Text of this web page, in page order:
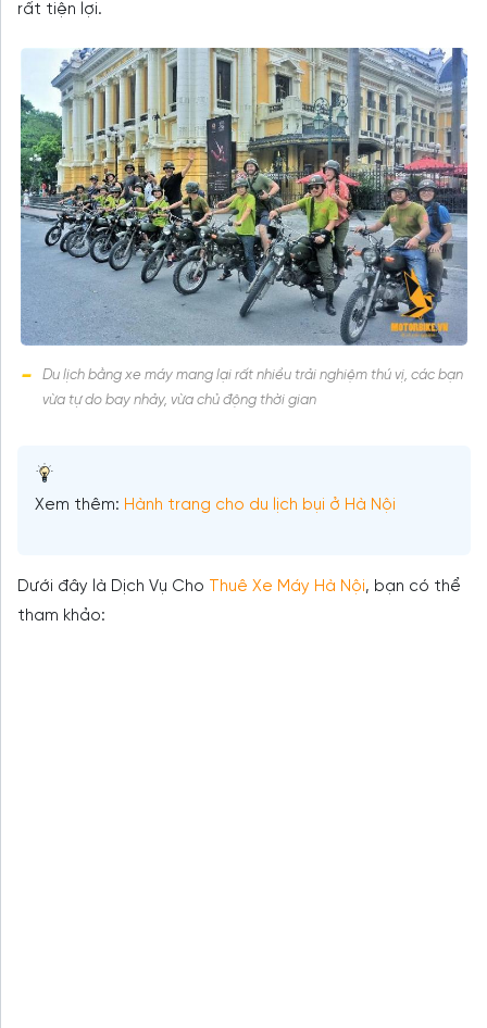
rất tiện lợi.
Du lịch bằng xe máy mang lại rất nhiều trải nghiệm thú vị, các bạn
vừa tự do bay nhảy, vừa chủ động thời gian
Xem thêm: Hành trang cho du lịch bụi ở Hà Nội
Dưới đây là Dịch Vụ Cho Thuê Xe Máy Hà Nội, bạn có thể
tham khảo: